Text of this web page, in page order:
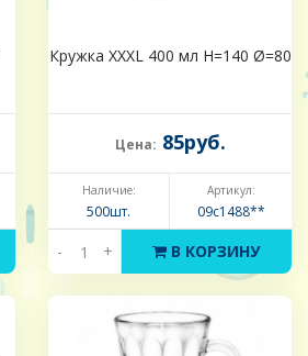
Кружка XXXL 400 мл Н=140 Ø=80
Цена: 85руб.
Наличие:
500шт.
Артикул:
09с1488**
- + В КОРЗИНУ